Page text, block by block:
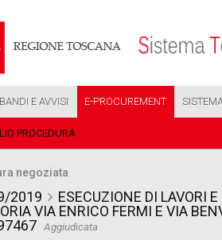
BANDI E AVVISI E-PROCUREMENT
PROCEDURA
negoziata
2019
ESECUZIONE DI LAVORI
VIA ENRICO FERMI E VIA
Aggiudicata